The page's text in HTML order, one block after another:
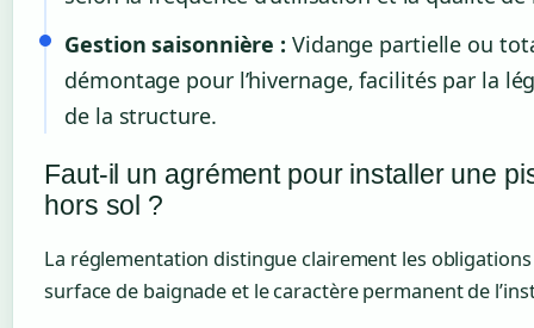
Gestion saisonnière : Vidange partielle ou
démontage pour l’hivernage, facilités par la
de la structure.
Faut-il un agrément pour installer une
hors sol ?
La réglementation distingue clairement les
surface de baignade et le caractère permanent de